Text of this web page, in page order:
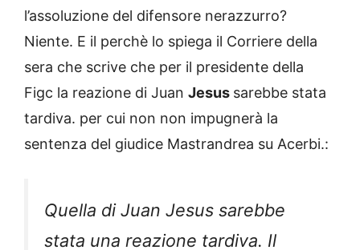
l’assoluzione del difensore nerazzurro?
Niente. E il perchè lo spiega il Corriere della
sera che scrive che per il presidente della
Figc la reazione di Juan Jesus sarebbe stata
tardiva. per cui non non impugnerà la
sentenza del giudice Mastrandrea su Acerbi.:
Quella di Juan Jesus sarebbe
stata una reazione tardiva. Il